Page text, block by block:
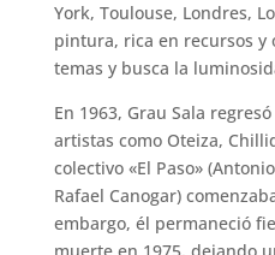
York, Toulouse, Londres,
pintura, rica en recursos y
temas y busca la
En 1963, Grau Sala
artistas como Oteiza,
colectivo «El Paso»
Rafael Canogar)
embargo, él permaneció